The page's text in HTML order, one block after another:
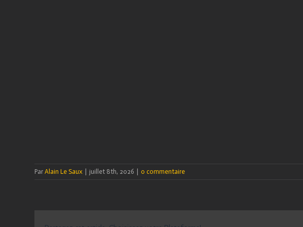
Par Alain Le Saux | juillet 8th, 2026 | 0 commentaire